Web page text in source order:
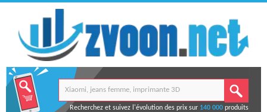
Recherchez et suivez l'évolution des prix sur 140 000produits